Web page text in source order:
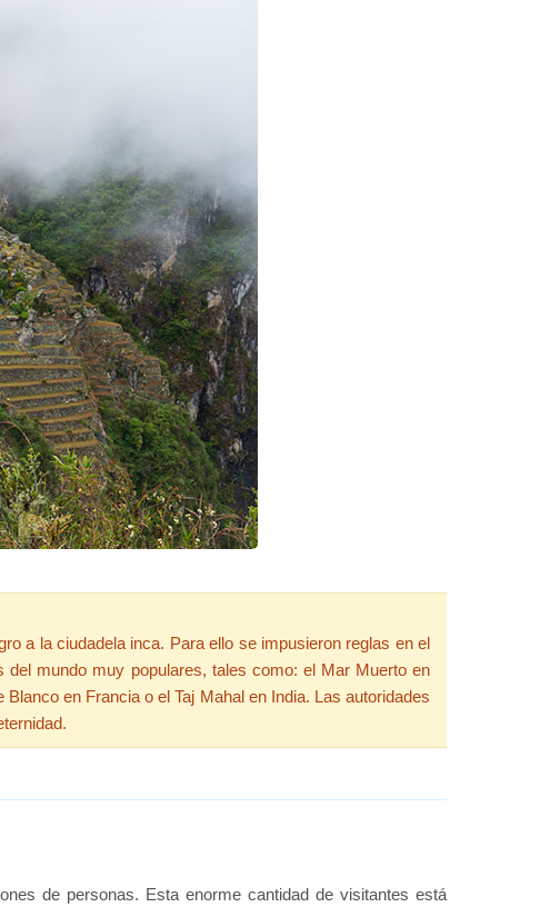
a la ciudadela inca. Para ello se impusieron reglas en el
mundo muy populares, tales como: el Mar Muerto en
en Francia o el Taj Mahal en India. Las autoridades
de personas. Esta enorme cantidad de visitantes está